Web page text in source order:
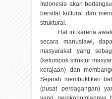
Indonesia akan
bersifat kultural dan
struktural.
Hal ini karena
secara manusiawi,
masyarakat yang
(kelompok struktur
kerajaan) dan
Sejarah membuktikan
(pusat perdagangan)